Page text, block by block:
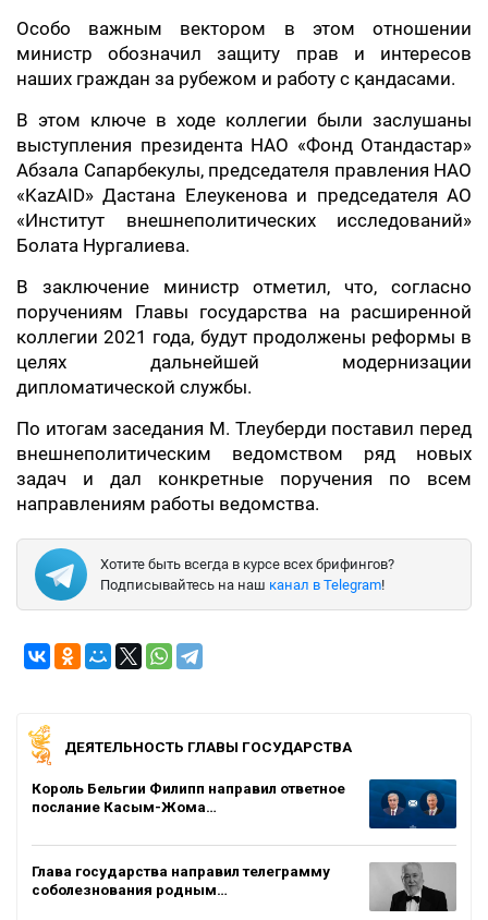
Особо важным вектором в этом отношении
министр обозначил защиту прав и интересов
наших граждан за рубежом и работу с қандасами.
В этом ключе в ходе коллегии были заслушаны
выступления президента НАО «Фонд Отандастар»
Абзала Сапарбекулы, председателя правления НАО
«KazAID» Дастана Елеукенова и председателя АО
«Институт внешнеполитических исследований»
Болата Нургалиева.
В заключение министр отметил, что, согласно
поручениям Главы государства на расширенной
коллегии 2021 года, будут продолжены реформы в
целях дальнейшей модернизации
дипломатической службы.
По итогам заседания М. Тлеуберди поставил перед
внешнеполитическим ведомством ряд новых
задач и дал конкретные поручения по всем
направлениям работы ведомства.
Хотите быть всегда в курсе всех брифингов?
Подписывайтесь на наш канал в Telegram!
ДЕЯТЕЛЬНОСТЬ ГЛАВЫ ГОСУДАРСТВА
Король Бельгии Филипп направил ответное
послание Касым-Жома…
Глава государства направил телеграмму
соболезнования родным…